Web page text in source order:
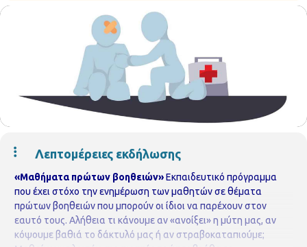
Λεπτομέρειες εκδήλωσης
«Μαθήματα πρώτων βοηθειών»Εκπαιδευτικό πρόγραμμα
που έχει στόχο την ενημέρωση των μαθητών σε θέματα
πρώτων βοηθειών που μπορούν οι ίδιοι να παρέχουν στον
εαυτό τους. Αλήθεια τι κάνουμε αν «ανοίξει» η μύτη μας, αν
κόψουμε βαθιά το δάκτυλό μας ή αν στραβοκαταπιούμε;